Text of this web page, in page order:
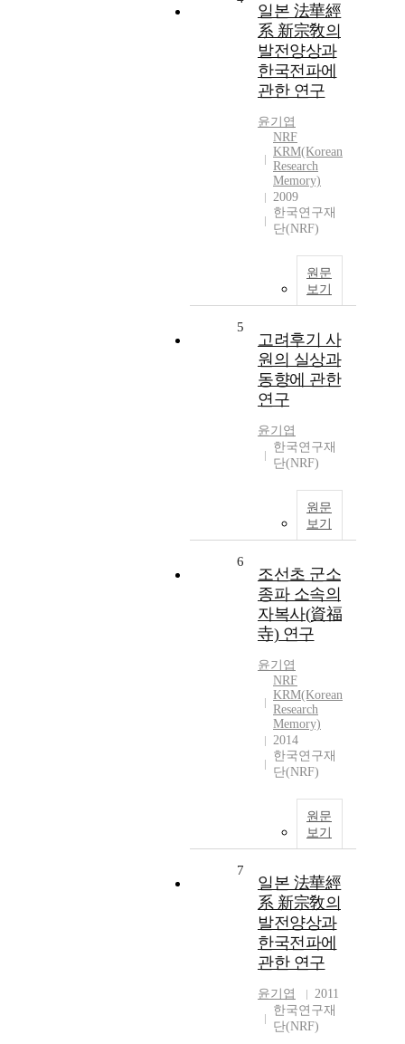
일본 法華經
系 新宗敎의
발전양상과
한국전파에
관한 연구
윤기엽
NRF
KRM(Korean
Research
Memory)
2009
한국연구재
단(NRF)
원문
보기
5
고려후기 사
원의 실상과
동향에 관한
연구
윤기엽
한국연구재
단(NRF)
원문
보기
6
조선초 군소
종파 소속의
자복사(資福
寺) 연구
윤기엽
NRF
KRM(Korean
Research
Memory)
2014
한국연구재
단(NRF)
원문
보기
7
일본 法華經
系 新宗敎의
발전양상과
한국전파에
관한 연구
윤기엽
2011
한국연구재
단(NRF)